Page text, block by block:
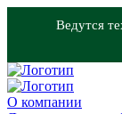
Ведутся
О компании